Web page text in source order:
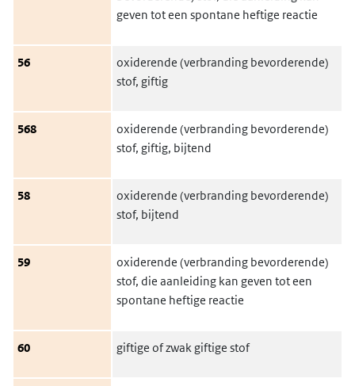
geven tot een spontane heftige reactie
56
oxiderende (verbranding bevorderende)
stof, giftig
568
oxiderende (verbranding bevorderende)
stof, giftig, bijtend
58
oxiderende (verbranding bevorderende)
stof, bijtend
59
oxiderende (verbranding bevorderende)
stof, die aanleiding kan geven tot een
spontane heftige reactie
60 giftige of zwak giftige stof